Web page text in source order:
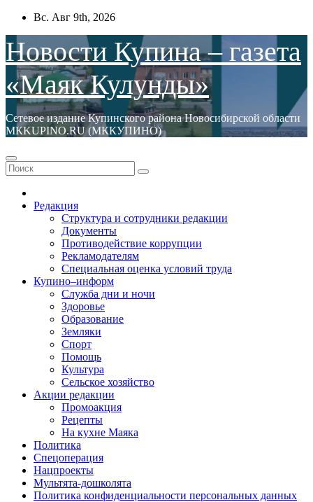
Перейти
содержимому
Вс. Авг 9th, 2026
Новости Купина – газета
«Маяк Кулунды»
Сетевое издание Купинского района Новосибирской области
МКKUPINO.RU (МККУПИНО)
Редакция
Структура и сотрудники редакции
Документы
Противодействие коррупции
Рекламодателям
Специальная оценка условий труда
Купино–информ
Служба дни и ночи
Здоровье
Образование
Земляки
Спорт
Помощь
Культура
Сельское хозяйство
Акции редакции
Промоакция
Рецепты
На кухне Маяка
Политика
Спецоперация
Нацпроекты
Мультята-дошколята
Политика конфиденциальности персональных данных